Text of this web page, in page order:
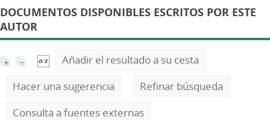
DOCUMENTOS DISPONIBLES ESCRITOS POR ESTE
AUTOR
Añadir el resultado a su cesta
Hacer una sugerencia
Refinar búsqueda
Consulta a fuentes externas